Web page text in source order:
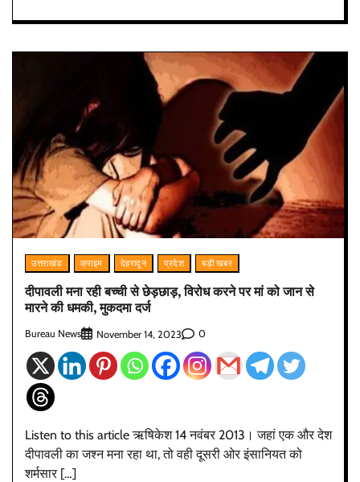
उत्तराखंड क्राइम देहरादून प्रदेश बड़ी खबर
दीपावली मना रही बच्ची से छेड़छाड़, विरोध करने पर मां को जान से
मारने की धमकी, मुकदमा दर्ज
Bureau News November 14, 2023 0
Listen to this article ऋषिकेश 14 नवंबर 2013। जहां एक और देश
दीपावली का जश्न मना रहा था, तो वही दूसरी ओर इंसानियत को
शर्मसार […]